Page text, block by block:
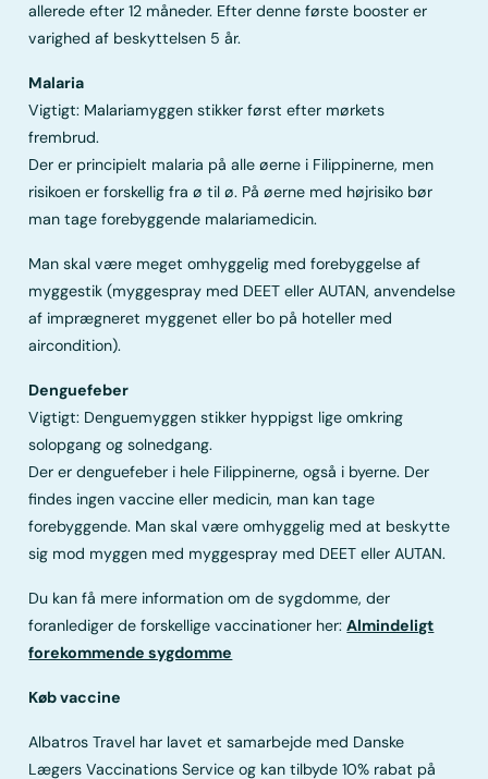
allerede efter 12 måneder. Efter denne første booster er
varighed af beskyttelsen 5 år.
Malaria
Vigtigt: Malariamyggen stikker først efter mørkets
frembrud.
Der er principielt malaria på alle øerne i Filippinerne, men
risikoen er forskellig fra ø til ø. På øerne med højrisiko bør
man tage forebyggende malariamedicin.
Man skal være meget omhyggelig med forebyggelse af
myggestik (myggespray med DEET eller AUTAN, anvendelse
af imprægneret myggenet eller bo på hoteller med
aircondition).
Denguefeber
Vigtigt: Denguemyggen stikker hyppigst lige omkring
solopgang og solnedgang.
Der er denguefeber i hele Filippinerne, også i byerne. Der
findes ingen vaccine eller medicin, man kan tage
forebyggende. Man skal være omhyggelig med at beskytte
sig mod myggen med myggespray med DEET eller AUTAN.
Du kan få mere information om de sygdomme, der
foranlediger de forskellige vaccinationer her:Almindeligt
forekommende sygdomme
Køb vaccine
Albatros Travel har lavet et samarbejde med Danske
Lægers Vaccinations Service og kan tilbyde 10% rabat på